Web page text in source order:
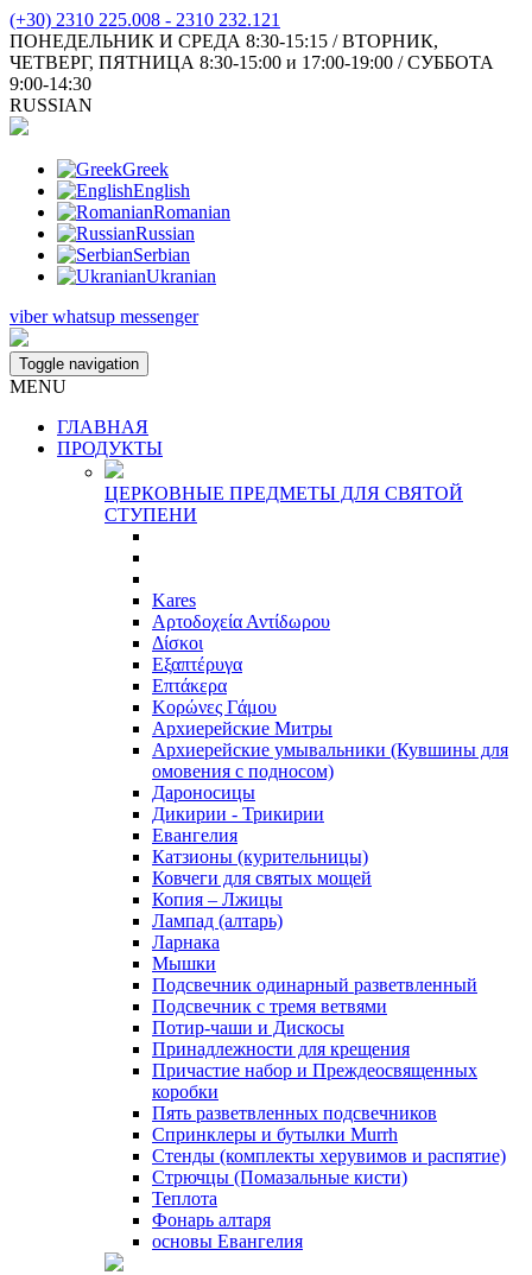
(+30) 2310 225.008 - 2310 232.121
ПОНЕДЕЛЬНИК И СРЕДА 8:30-15:15 / ВТОРНИК,
ЧЕТВЕРГ, ПЯТНИЦА 8:30-15:00 и 17:00-19:00 / СУББОТА
9:00-14:30
RUSSIAN
Greek
English
Romanian
Russian
Serbian
Ukranian
viber whatsup messenger
Toggle navigation
MENU
ГЛАВНАЯ
ПРОДУКТЫ
ЦЕРКОВНЫЕ ПРЕДМЕТЫ ДЛЯ СВЯТОЙ
СТУПЕНИ
Kares
Αρτοδοχεία Αντίδωρου
Δίσκοι
Εξαπτέρυγα
Επτάκερα
Κορώνες Γάμου
Архиерейские Митры
Архиерейские умывальники (Кувшины для
омовения с подносом)
Дароносицы
Дикирии - Трикирии
Евангелия
Катзионы (курительницы)
Ковчеги для святых мощей
Копия – Лжицы
Лампад (алтарь)
Ларнака
Мышки
Подсвечник одинарный разветвленный
Подсвечник с тремя ветвями
Потир-чаши и Дискосы
Принадлежности для крещения
Причастие набор и Преждеосвященных
коробки
Пять разветвленных подсвечников
Спринклеры и бутылки Murrh
Стенды (комплекты херувимов и распятие)
Стрючцы (Помазальные кисти)
Теплота
Фонарь алтаря
основы Евангелия